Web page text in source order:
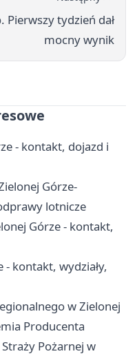
Pierwszy tydzień dał
mocny wynik
- kontakt, dojazd i
Górze-
lotnicze
Górze - kontakt,
- kontakt, wydziały,
w Zielonej
Producenta
Pożarnej w